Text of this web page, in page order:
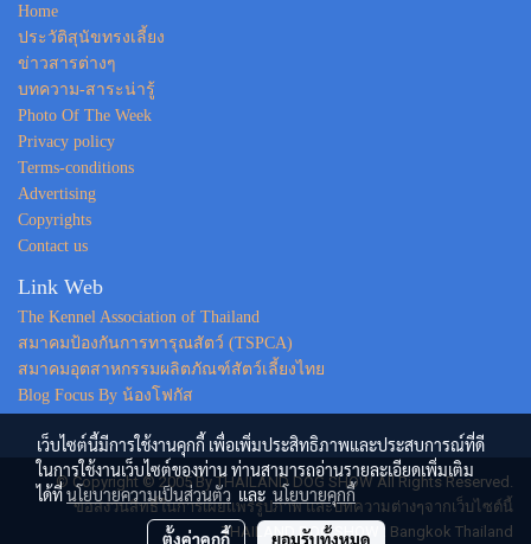
Home
ประวัติสุนัขทรงเลี้ยง
ข่าวสารต่างๆ
บทความ-สาระน่ารู้
Photo Of The Week
Privacy policy
Terms-conditions
Advertising
Copyrights
Contact us
Link Web
The Kennel Association of Thailand
สมาคมป้องกันการทารุณสัตว์ (TSPCA)
สมาคมอุตสาหกรรมผลิตภัณฑ์สัตว์เลี้ยงไทย
Blog Focus By น้องโฟกัส
© Copyright © 2005 By THAILAND DOG SHOW All Rights Reserved.
ขอสงวนสิทธิ์ในการเผยแพร่รูปภาพ และบทความต่างๆจากเว็บไซต์นี้
THAILAND DOG SHOW : Bangkok Thailand
เว็บไซต์นี้มีการใช้งานคุกกี้ เพื่อเพิ่มประสิทธิภาพและประสบการณ์ที่ดี
ในการใช้งานเว็บไซต์ของท่าน ท่านสามารถอ่านรายละเอียดเพิ่มเติม
ได้ที่นโยบายความเป็นส่วนตัวและนโยบายคุกกี้
ตั้งค่าคุกกี้ ยอมรับทั้งหมด